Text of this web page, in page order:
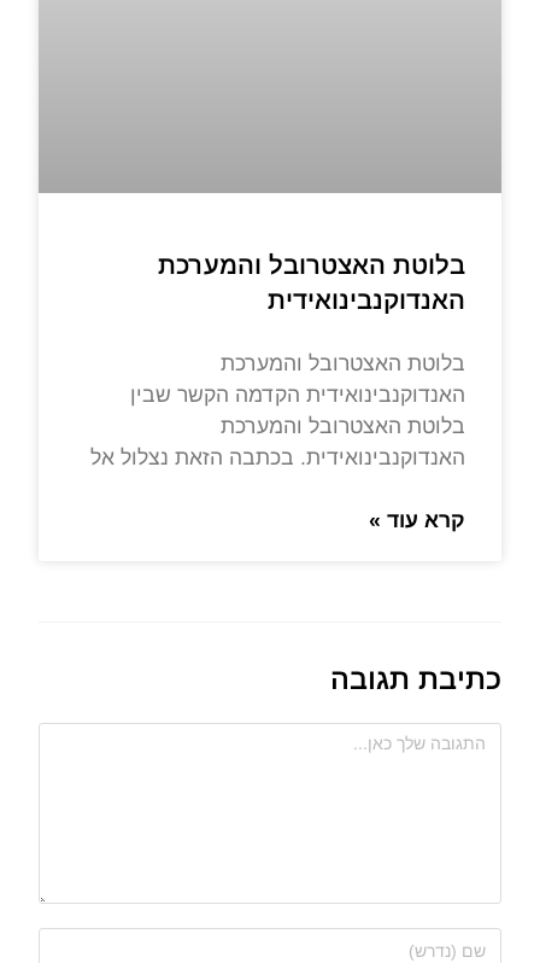
בלוטת האצטרובל והמערכת
האנדוקנבינואידית
בלוטת האצטרובל והמערכת
האנדוקנבינואידית הקדמה הקשר שבין
בלוטת האצטרובל והמערכת
האנדוקנבינואידית. בכתבה הזאת נצלול אל
קרא עוד »
כתיבת תגובה